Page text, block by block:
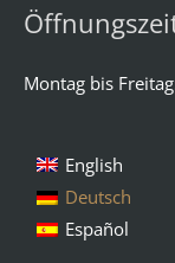
Montag bis
English
Deutsch
Español